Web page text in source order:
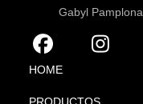
Gabyl Pamplona
HOME